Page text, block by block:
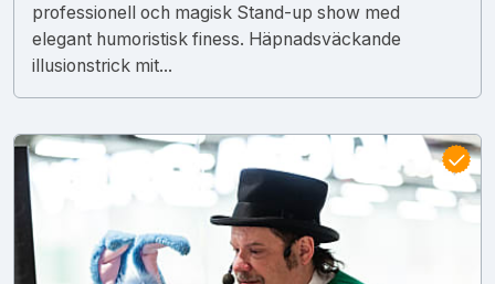
professionell och magisk Stand-up show med
elegant humoristisk finess. Häpnadsväckande
illusionstrick mit...